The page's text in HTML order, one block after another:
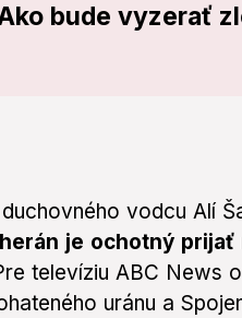
bude vyzerať
vodcu Alí
je ochotný prijať
televíziu ABC News
uránu a